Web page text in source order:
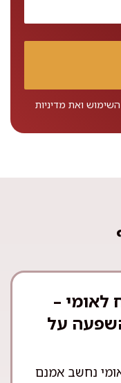
השימוש ואת מדיניות
לאומי –
על
נחשב אמנם